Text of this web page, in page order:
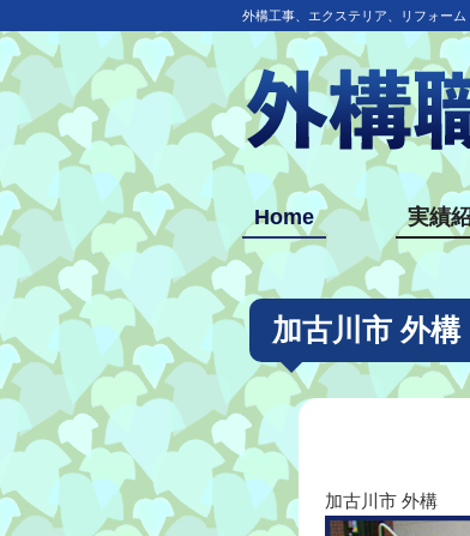
外構工事、エクステリア、リフォー
Home 実績
加古川市 外
加古川市 外構